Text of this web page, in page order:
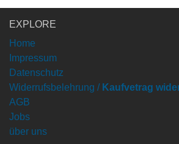
EXPLORE
Home
Impressum
Datenschutz
Widerrufsbelehrung / Kaufvetrag
AGB
Jobs
über uns